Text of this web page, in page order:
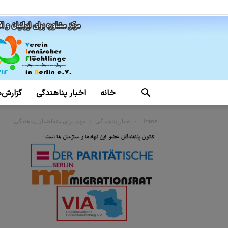
اخبار پناهندگی خانه
Home اخبار پناهندگی مهم برای متقاضیان پناهندگی